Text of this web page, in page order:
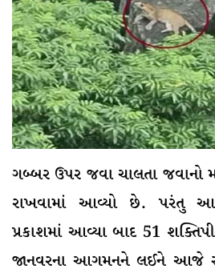
ગબ્બર ઉપર જવા ચાલતા જવાનો
રાખવામાં આવ્યો છે. પરંતુ
પ્રકાશમાં આવ્યા બાદ 51
જાનવરના આગમનને લઈને આજે